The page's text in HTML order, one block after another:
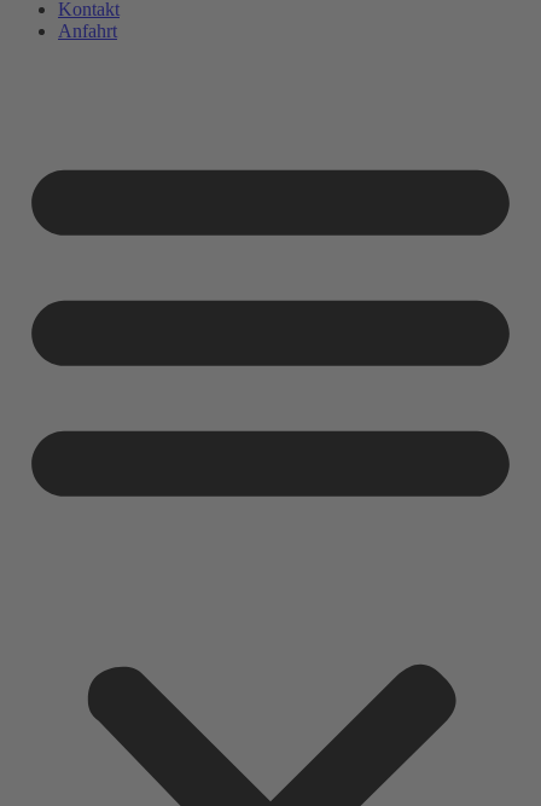
Kontakt
Anfahrt